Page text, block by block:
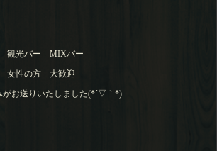
観光バー MIXバー
女性の方 大歓迎
がお送りいたしました(*´▽｀*)